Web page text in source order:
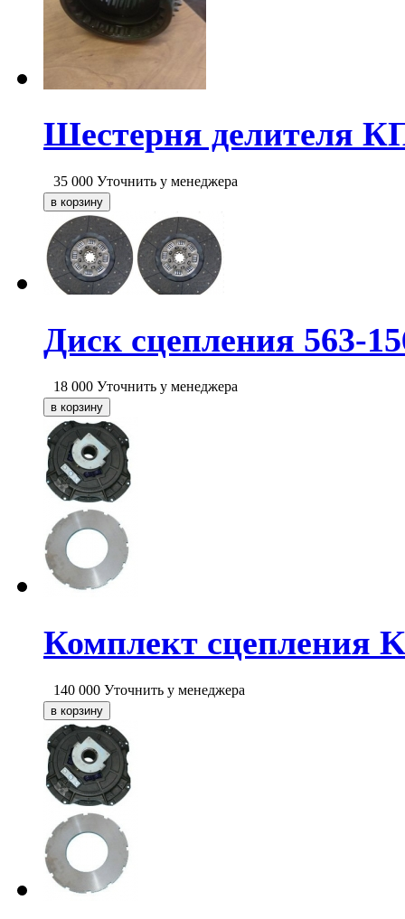
Шестерня делителя
35 000 Уточнить у менеджера
Диск сцепления 563-
18 000 Уточнить у менеджера
Комплект сцепления
140 000 Уточнить у менеджера